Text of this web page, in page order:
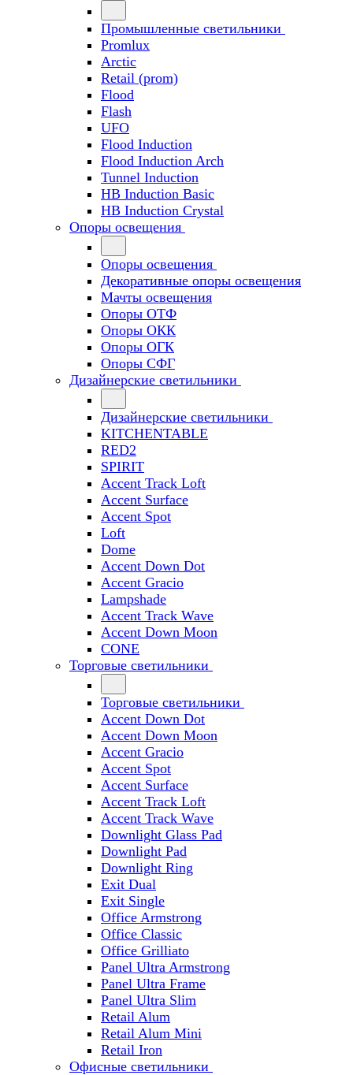
Промышленные светильники
Promlux
Arctic
Retail (prom)
Flood
Flash
UFO
Flood Induction
Flood Induction Arch
Tunnel Induction
HB Induction Basic
HB Induction Crystal
Опоры освещения
Опоры освещения
Декоративные опоры освещения
Мачты освещения
Опоры ОТФ
Опоры ОКК
Опоры ОГК
Опоры СФГ
Дизайнерские светильники
Дизайнерские светильники
KITCHENTABLE
RED2
SPIRIT
Accent Track Loft
Accent Surface
Accent Spot
Loft
Dome
Accent Down Dot
Accent Gracio
Lampshade
Accent Track Wave
Accent Down Moon
CONE
Торговые светильники
Торговые светильники
Accent Down Dot
Accent Down Moon
Accent Gracio
Accent Spot
Accent Surface
Accent Track Loft
Accent Track Wave
Downlight Glass Pad
Downlight Pad
Downlight Ring
Exit Dual
Exit Single
Office Armstrong
Office Classic
Office Grilliato
Panel Ultra Armstrong
Panel Ultra Frame
Panel Ultra Slim
Retail Alum
Retail Alum Mini
Retail Iron
Офисные светильники